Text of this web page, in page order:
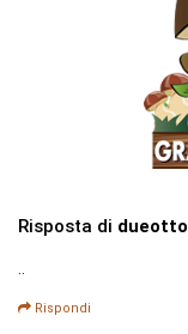
Risposta di dueotto
Rispondi